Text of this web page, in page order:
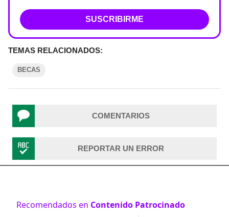
SUSCRIBIRME
TEMAS RELACIONADOS:
BECAS
COMENTARIOS
REPORTAR UN ERROR
Recomendados en Contenido Patrocinado